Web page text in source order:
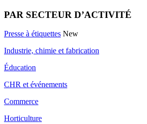
PAR SECTEUR D’ACTIVITÉ
Presse à étiquettes New
Industrie, chimie et fabrication
Éducation
CHR et événements
Commerce
Horticulture